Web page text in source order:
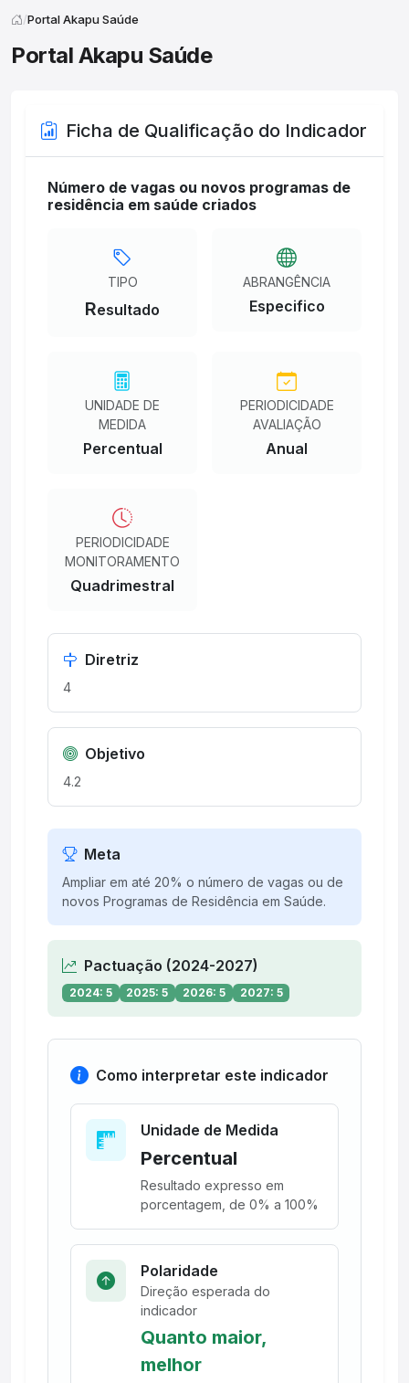
Portal Akapu Saúde
Portal Akapu Saúde
Ficha de Qualificação do Indicador
Número de vagas ou novos programas de
residência em saúde criados
TIPO
Resultado
ABRANGÊNCIA
Especifico
UNIDADE DE
MEDIDA
Percentual
PERIODICIDADE
AVALIAÇÃO
Anual
PERIODICIDADE
MONITORAMENTO
Quadrimestral
Diretriz
4
Objetivo
4.2
Meta
Ampliar em até 20% o número de vagas ou de
novos Programas de Residência em Saúde.
Pactuação (2024-2027)
2024: 5 2025: 5 2026: 5 2027: 5
Como interpretar este indicador
Unidade de Medida
Percentual
Resultado expresso em
porcentagem, de 0% a 100%
Polaridade
Direção esperada do
indicador
Quanto maior,
melhor